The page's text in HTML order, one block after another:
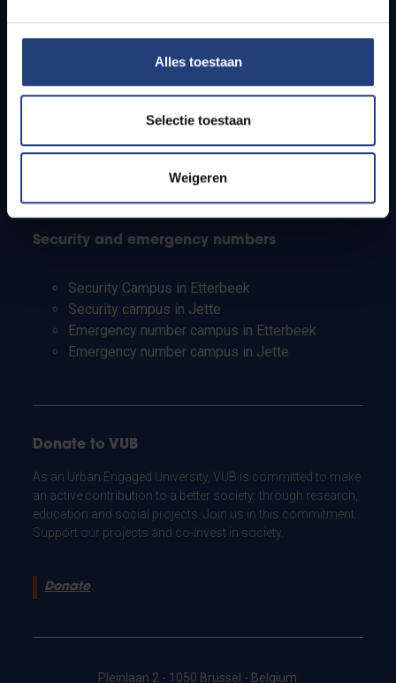
Alles toestaan
Selectie toestaan
Weigeren
Students
PhD students
Teachers and secondary schools
Working students
Security and emergency numbers
Security Campus in Etterbeek
Security campus in Jette
Emergency number campus in Etterbeek
Emergency number campus in Jette
Donate to VUB
As an Urban Engaged University, VUB is committed to make
an active contribution to a better society: through research,
education and social projects. Join us in this commitment.
Support our projects and co-invest in society.
Donate
Pleinlaan 2 - 1050 Brussel - Belgium